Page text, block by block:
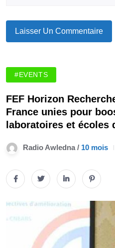
#EVENTS
FEF Horizon
France unies pour
laboratoires et écoles
Radio Awledna / 10 mois